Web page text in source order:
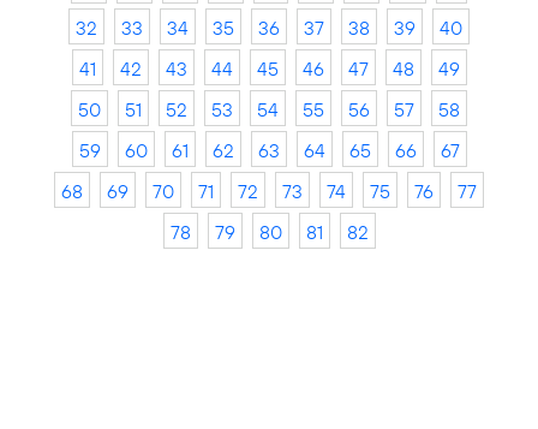
32
33 34 35 36 37 38 39
40
41
42 43 44 45 46 47 48
49
50
51 52 53 54 55 56 57
58
59
60 61 62 63 64 65 66
67
68
69 70 71 72 73 74 75 76
77
78
79 80 81 82